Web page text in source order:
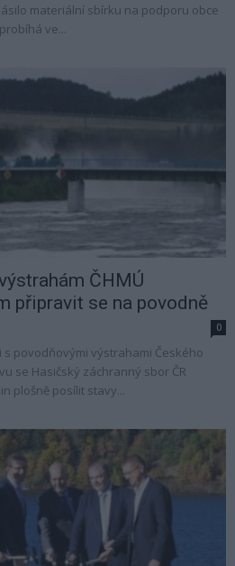
materiální sbírku na podporu obce
ve...
ČHMÚ
připravit se na povodně
0
s povodňovými výstrahami Českého
se Hasičský záchranný sbor ČR
plošně posílit stavy...